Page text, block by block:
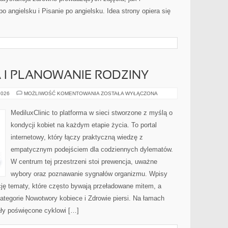
angielsku i Pisanie po angielsku. Idea strony opiera się
I PLANOWANIE RODZINY
MOŻLIWOŚĆ KOMENTOWANIA ANTYKONCEPCJA
RODZINY
ZOSTAŁA WYŁĄCZONA
MediluxClinic to platforma w sieci stworzone z myślą o
kondycji kobiet na każdym etapie życia. To portal
internetowy, który łączy praktyczną wiedzę z
empatycznym podejściem dla codziennych dylematów.
W centrum tej przestrzeni stoi prewencja, uważne
wybory oraz poznawanie sygnałów organizmu. Wpisy
tematy, które często bywają przeładowane mitem, a
Nowotwory kobiece i Zdrowie piersi. Na łamach
poświęcone cyklowi […]